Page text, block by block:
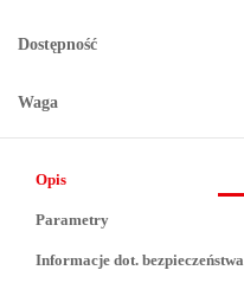
Dostępność
Waga
Opis
Parametry
Informacje dot. bezpieczeństwa